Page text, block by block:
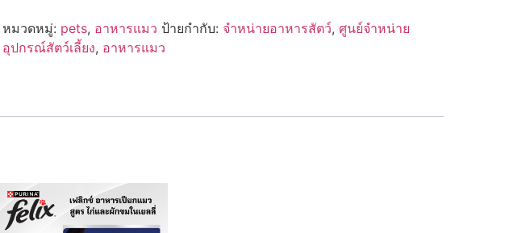
เปียก
อาหาร
แมว
85g
หมวดหมู่: pets, อาหารแมว ป้ายกำกับ: จำหน่ายอาหารสัตว์, ศูนย์จำหน่าย
อุปกรณ์สัตว์เลี้ยง, อาหารแมว